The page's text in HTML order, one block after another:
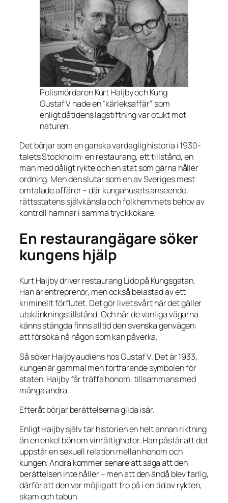
Polismördaren Kurt Haijby och Kung
Gustaf V hade en ”kärleksaffär” som
enligt dåtidens lagstiftning var otukt mot
naturen.
Det börjar som en ganska vardaglig historia i 1930-
talets Stockholm: en restaurang, ett tillstånd, en
man med dåligt rykte och en stat som gärna håller
ordning. Men den slutar som en av Sveriges mest
omtalade affärer – där kungahusets anseende,
rättsstatens självkänsla och folkhemmets behov av
kontroll hamnar i samma tryckkokare.
En restaurangägare söker
kungens hjälp
Kurt Haijby driver restaurang Lido på Kungsgatan.
Han är entreprenör, men också belastad av ett
kriminellt förflutet. Det gör livet svårt när det gäller
utskänkningstillstånd. Och när de vanliga vägarna
känns stängda finns alltid den svenska genvägen:
att försöka nå någon som kan påverka.
Så söker Haijby audiens hos Gustaf V. Det är 1933,
kungen är gammal men fortfarande symbolen för
staten. Haijby får träffa honom, tillsammans med
många andra.
Efteråt börjar berättelserna glida isär.
Enligt Haijby själv tar historien en helt annan riktning
än en enkel bön om vinrättigheter. Han påstår att det
uppstår en sexuell relation mellan honom och
kungen. Andra kommer senare att säga att den
berättelsen inte håller – men att den ändå blev farlig,
därför att den var möjlig att tro på i en tid av rykten,
skam och tabun.